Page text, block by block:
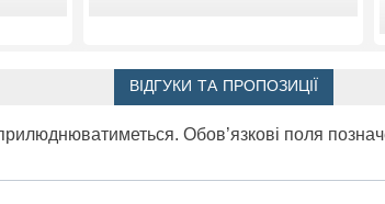
ВІДГУКИ ТА ПРОПОЗИЦІЇ
Обов’язкові поля